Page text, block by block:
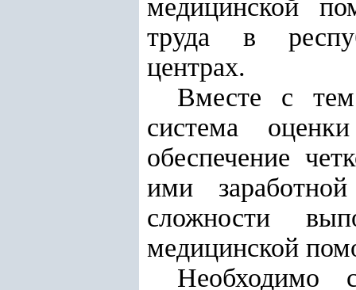
медицинской
труда в
центрах.
Вместе с тем
система
обеспечение
ими
сложности
медицинской
Необходимо